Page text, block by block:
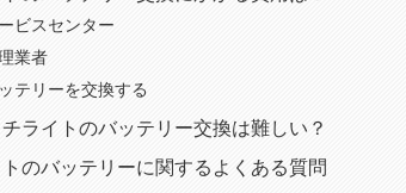
ビスセンター
業者
テリーを交換する
ライトのバッテリー交換は難しい？
のバッテリーに関するよくある質問